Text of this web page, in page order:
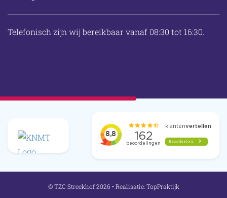
Telefonisch zijn wij bereikbaar vanaf 08:30 tot 16:30.
© TZC Streekhof 2026 • Realisatie:TopPraktijk